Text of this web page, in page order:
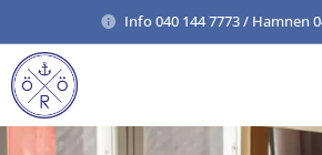
Info 040 144 7773 / Hamnen